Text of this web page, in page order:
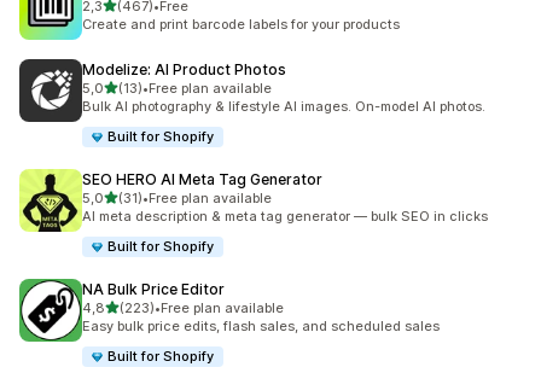
2,3av 5 stjerner
(467)
Totalt 467 omtaler
•Free
Create and print barcode labels for your products
Modelize: AI Product Photos
5,0av 5 stjerner
(13)
Totalt 13 omtaler
•Free plan available
Bulk AI photography & lifestyle AI images. On-model AI photos.
Built for Shopify
SEO HERO AI Meta Tag Generator
5,0av 5 stjerner
(31)
Totalt 31 omtaler
•Free plan available
AI meta description & meta tag generator — bulk SEO in clicks
Built for Shopify
NA Bulk Price Editor
4,8av 5 stjerner
(223)
Totalt 223 omtaler
•Free plan available
Easy bulk price edits, flash sales, and scheduled sales
Built for Shopify